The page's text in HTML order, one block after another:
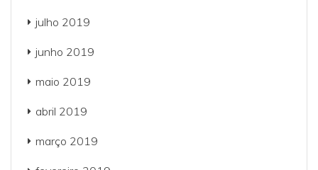
julho 2019
junho 2019
maio 2019
abril 2019
março 2019